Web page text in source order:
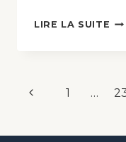
LIRE LA SUITE
1 …